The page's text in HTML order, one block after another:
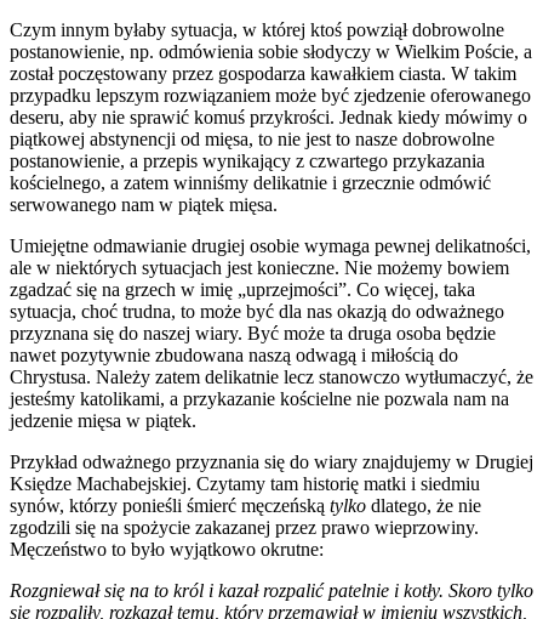
Czym innym byłaby sytuacja, w której ktoś powziął dobrowolne
postanowienie, np. odmówienia sobie słodyczy w Wielkim Poście, a
został poczęstowany przez gospodarza kawałkiem ciasta. W takim
przypadku lepszym rozwiązaniem może być zjedzenie oferowanego
deseru, aby nie sprawić komuś przykrości. Jednak kiedy mówimy o
piątkowej abstynencji od mięsa, to nie jest to nasze dobrowolne
postanowienie, a przepis wynikający z czwartego przykazania
kościelnego, a zatem winniśmy delikatnie i grzecznie odmówić
serwowanego nam w piątek mięsa.
Umiejętne odmawianie drugiej osobie wymaga pewnej delikatności,
ale w niektórych sytuacjach jest konieczne. Nie możemy bowiem
zgadzać się na grzech w imię „uprzejmości”. Co więcej, taka
sytuacja, choć trudna, to może być dla nas okazją do odważnego
przyznana się do naszej wiary. Być może ta druga osoba będzie
nawet pozytywnie zbudowana naszą odwagą i miłością do
Chrystusa. Należy zatem delikatnie lecz stanowczo wytłumaczyć, że
jesteśmy katolikami, a przykazanie kościelne nie pozwala nam na
jedzenie mięsa w piątek.
Przykład odważnego przyznania się do wiary znajdujemy w Drugiej
Księdze Machabejskiej. Czytamy tam historię matki i siedmiu
synów, którzy ponieśli śmierć męczeńską tylko dlatego, że nie
zgodzili się na spożycie zakazanej przez prawo wieprzowiny.
Męczeństwo to było wyjątkowo okrutne:
Rozgniewał się na to król i kazał rozpalić patelnie i kotły. Skoro tylko
się rozpaliły, rozkazał temu, który przemawiał w imieniu wszystkich,